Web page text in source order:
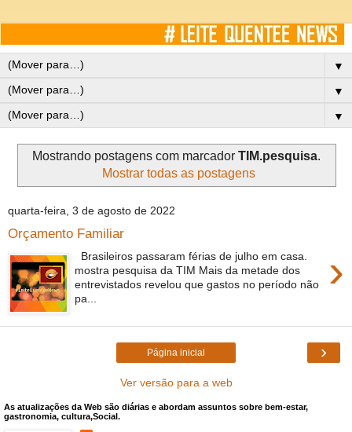
▼
▼
▼
Mostrando postagens com marcador TIM.pesquisa.
Mostrar todas as postagens
quarta-feira, 3 de agosto de 2022
Orçamento Familiar
›
Brasileiros passaram férias de julho em casa.
mostra pesquisa da TIM Mais da metade dos
entrevistados revelou que gastos no período não
pa...
›
Página inicial
Ver versão para a web
As atualizações da Web são diárias e abordam assuntos sobre bem-estar,
gastronomia, cultura,Social.